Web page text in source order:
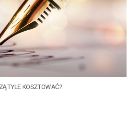
TYLE KOSZTOWAĆ?